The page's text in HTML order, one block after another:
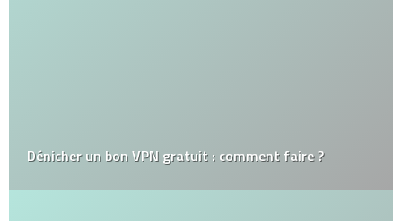
Dénicher un bon VPN gratuit : comment faire ?